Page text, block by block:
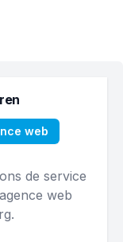
web
de service
web